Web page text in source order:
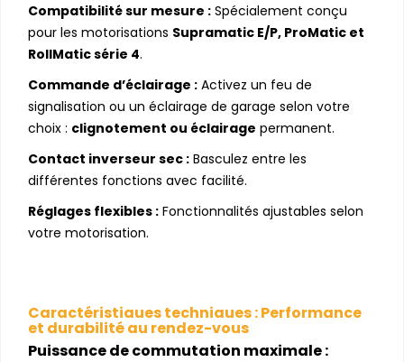
Compatibilité sur mesure : Spécialement conçu
pour les motorisations Supramatic E/P, ProMatic et
RollMatic série 4.
Commande d’éclairage : Activez un feu de
signalisation ou un éclairage de garage selon votre
choix : clignotement ou éclairage permanent.
Contact inverseur sec : Basculez entre les
différentes fonctions avec facilité.
Réglages flexibles : Fonctionnalités ajustables selon
votre motorisation.
Caractéristiques techniques : Performance
et durabilité au rendez-vous
Puissance de commutation maximale :